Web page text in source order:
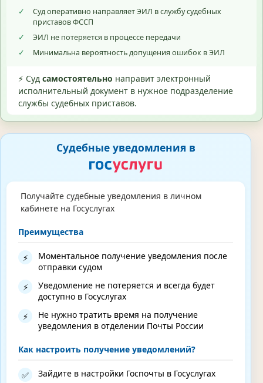
✓
Суд оперативно направляет ЭИЛ в службу судебных
приставов ФССП
✓
ЭИЛ не потеряется в процессе передачи
✓
Минимальна вероятность допущения ошибок в ЭИЛ
⚡ Суд самостоятельно направит электронный
исполнительный документ в нужное подразделение
службы судебных приставов.
Судебные уведомления в
Получайте судебные уведомления в личном
кабинете на Госуслугах
Преимущества
⚡
Моментальное получение уведомления после
отправки судом
⚡
Уведомление не потеряется и всегда будет
доступно в Госуслугах
⚡
Не нужно тратить время на получение
уведомления в отделении Почты России
Как настроить получение уведомлений?
✅ Зайдите в настройки Госпочты в Госуслугах